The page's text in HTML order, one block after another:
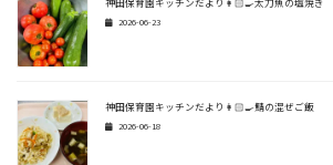
2026-06-23
神田保育園キッチンだより👩🏻‍🍳鯖の混ぜご飯
2026-06-18